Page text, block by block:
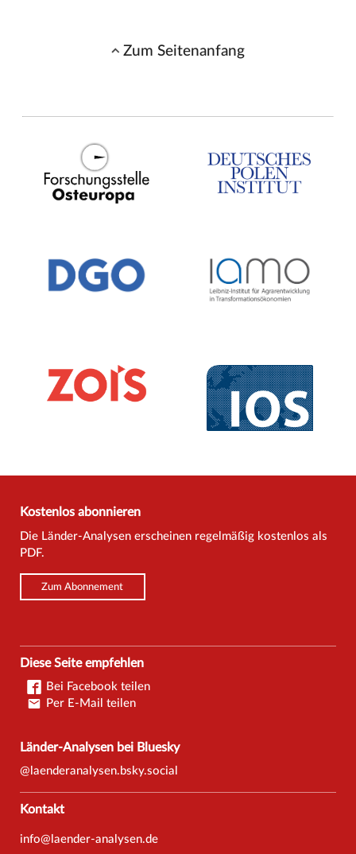
Zum Seitenanfang
Kostenlos abonnieren
Die Länder-Analysen erscheinen regelmäßig kostenlos als
PDF.
Zum Abonnement
Diese Seite empfehlen
Bei Facebook teilen
Per E-Mail teilen
Länder-Analysen bei Bluesky
@laenderanalysen.bsky.social
Kontakt
info@laender-analysen.de